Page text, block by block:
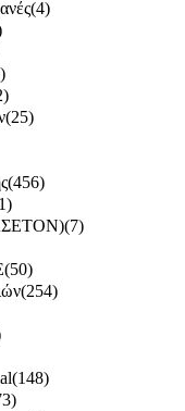
(4)
(25)
(456)
(7)
(50)
(254)
(148)